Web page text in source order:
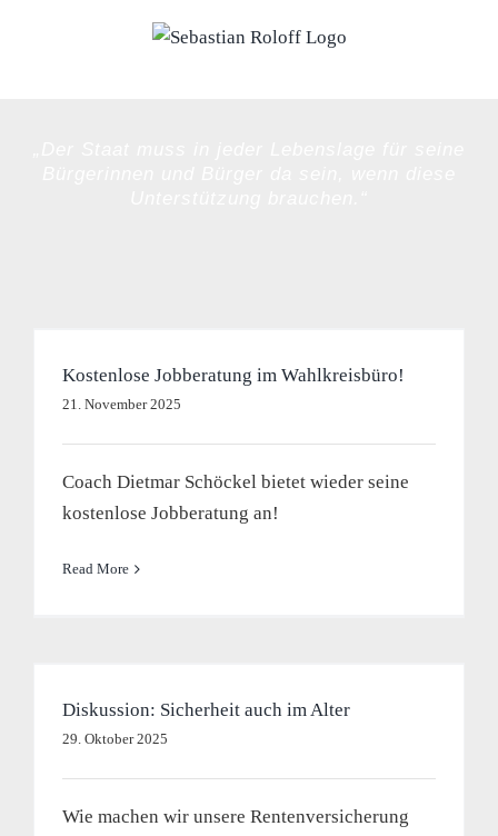
Kostenlose Jobberatung im Wahlkreisbüro!
21. November 2025
Coach Dietmar Schöckel bietet wieder seine
kostenlose Jobberatung an!
Read More
Diskussion: Sicherheit auch im Alter
29. Oktober 2025
Wie machen wir unsere Rentenversicherung